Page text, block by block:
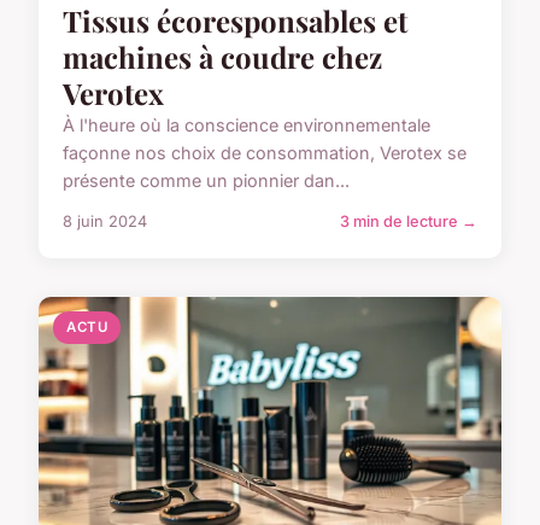
Tissus écoresponsables et
machines à coudre chez
Verotex
À l'heure où la conscience environnementale
façonne nos choix de consommation, Verotex se
présente comme un pionnier dan...
8 juin 2024 3 min de lecture →
ACTU